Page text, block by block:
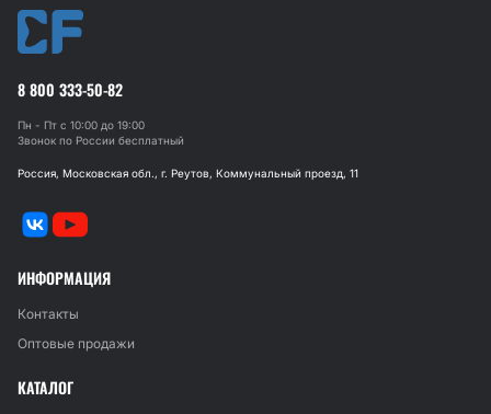
8 800 333-50-82
Пн - Пт с 10:00 до 19:00
Звонок по России бесплатный
Россия, Московская обл., г. Реутов, Коммунальный проезд, 11
ИНФОРМАЦИЯ
Контакты
Оптовые продажи
КАТАЛОГ